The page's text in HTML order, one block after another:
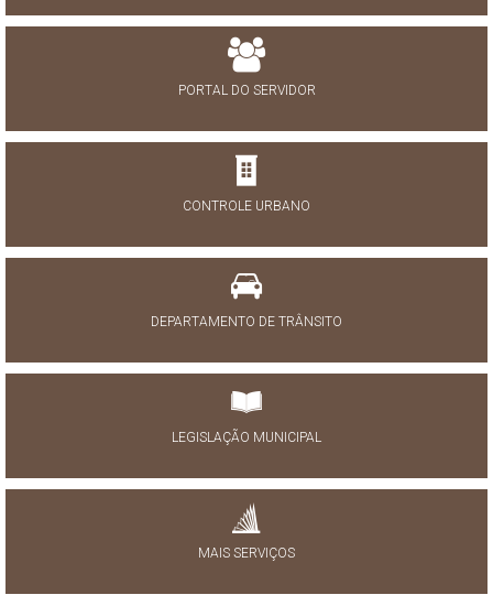
PORTAL DO SERVIDOR
CONTROLE URBANO
DEPARTAMENTO DE TRÂNSITO
LEGISLAÇÃO MUNICIPAL
MAIS SERVIÇOS